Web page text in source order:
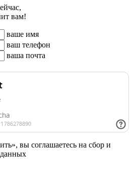
вам!
ваше имя
ваш телефон
ваша почта
вы соглашаетесь на сбор и